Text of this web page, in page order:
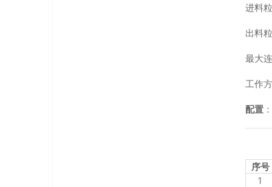
进料
出料
最大
工作
配置
序号
1